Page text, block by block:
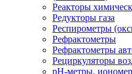
Реакторы
Редукторы газа
Респирометры
Рефрактометры
Рефрактометры
Рециркуляторы
рН-метры,